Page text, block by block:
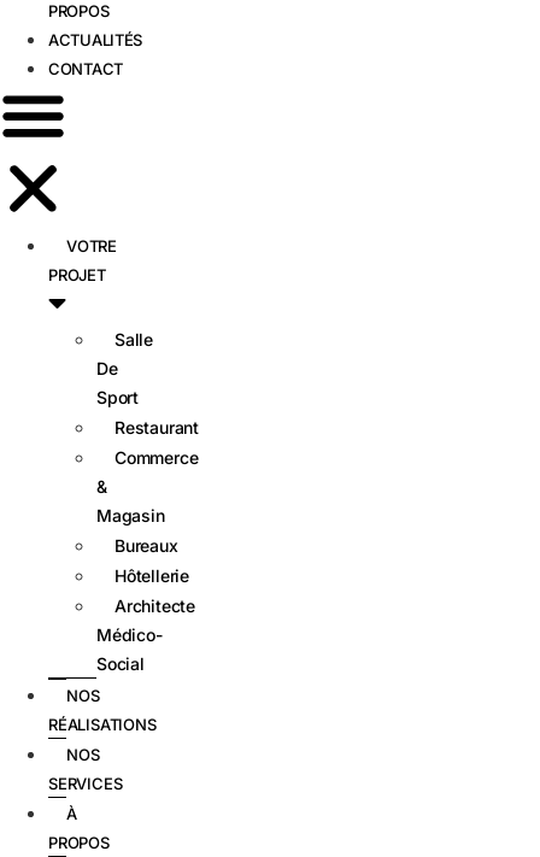
PROPOS
ACTUALITÉS
CONTACT
VOTRE
PROJET
Salle
De
Sport
Restaurant
Commerce
&
Magasin
Bureaux
Hôtellerie
Architecte
Médico-
Social
NOS
RÉALISATIONS
NOS
SERVICES
À
PROPOS